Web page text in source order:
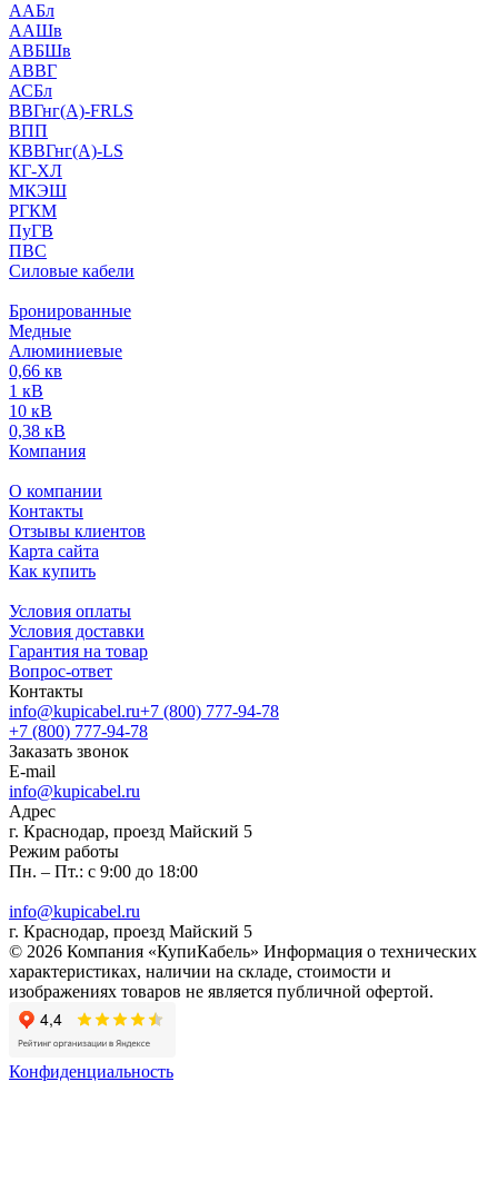
ААБл
ААШв
АВБШв
АВВГ
АСБл
ВВГнг(А)-FRLS
ВПП
КВВГнг(А)-LS
КГ-ХЛ
МКЭШ
РГКМ
ПуГВ
ПВС
Силовые кабели
Бронированные
Медные
Алюминиевые
0,66 кв
1 кВ
10 кВ
0,38 кВ
Компания
О компании
Контакты
Отзывы клиентов
Карта сайта
Как купить
Условия оплаты
Условия доставки
Гарантия на товар
Вопрос-ответ
Контакты
info@kupicabel.ru+7 (800) 777-94-78
+7 (800) 777-94-78
Заказать звонок
E-mail
info@kupicabel.ru
Адрес
г. Краснодар, проезд Майский 5
Режим работы
Пн. – Пт.: с 9:00 до 18:00
info@kupicabel.ru
г. Краснодар, проезд Майский 5
© 2026 Компания «КупиКабель» Информация о технических
характеристиках, наличии на складе, стоимости и
изображениях товаров не является публичной офертой.
Конфиденциальность